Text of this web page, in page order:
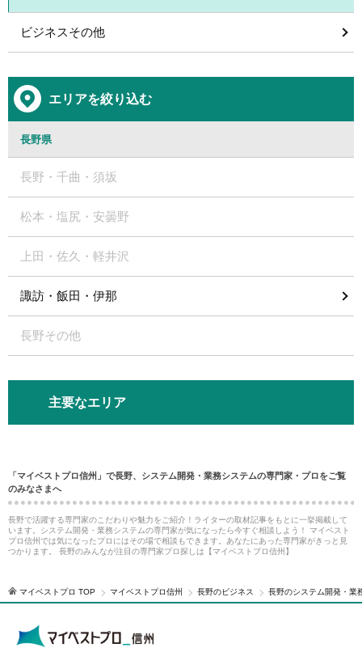
ビジネスその他
エリアを絞り込む
長野県
長野・千曲・須坂
松本・塩尻・安曇野
上田・佐久・軽井沢
諏訪・飯田・伊那
長野その他
主要なエリア
「マイベストプロ信州」で長野、システム開発・業務システムの専門家・プロをご覧
のみなさまへ
長野で活躍する専門家のこだわりや魅力をご紹介！ライターの取材記事をもとに一挙掲載して
います。システム開発・業務システムの専門家が気になったら今すぐ相談しよう！ マイベスト
プロ信州では気になったプロにはその場で相談もできます。あなたにあった専門家がきっと見
つかります。 長野のみんなが注目の専門家プロ探しは【マイベストプロ信州】
マイベストプロ TOP マイベストプロ信州 長野のビジネス 長野のシステム開発・業